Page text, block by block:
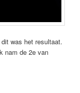
was het resultaat.
nam de 2e van